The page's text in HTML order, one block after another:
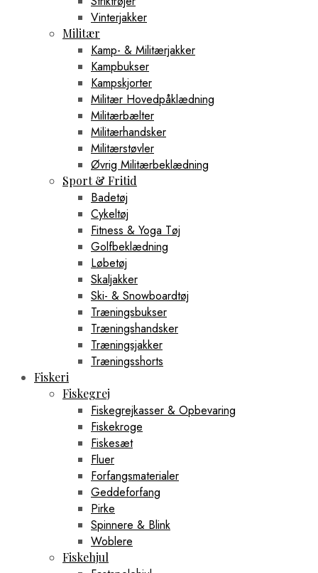
Vinterjakker
Militær
Kamp- & Militærjakker
Kampbukser
Kampskjorter
Militær Hovedpåklædning
Militærbælter
Militærhandsker
Militærstøvler
Øvrig Militærbeklædning
Sport & Fritid
Badetøj
Cykeltøj
Fitness & Yoga Tøj
Golfbeklædning
Løbetøj
Skaljakker
Ski- & Snowboardtøj
Træningsbukser
Træningshandsker
Træningsjakker
Træningsshorts
Fiskeri
Fiskegrej
Fiskegrejkasser & Opbevaring
Fiskekroge
Fiskesæt
Fluer
Forfangsmaterialer
Geddeforfang
Pirke
Spinnere & Blink
Woblere
Fiskehjul